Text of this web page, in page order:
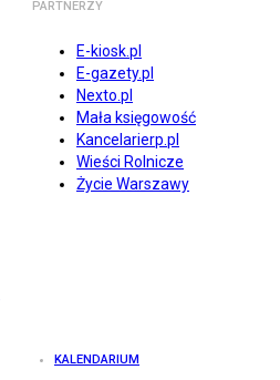
PARTNERZY
E-kiosk.pl
E-gazety.pl
Nexto.pl
Mała księgowość
Kancelarierp.pl
Wieści Rolnicze
Życie Warszawy
KALENDARIUM